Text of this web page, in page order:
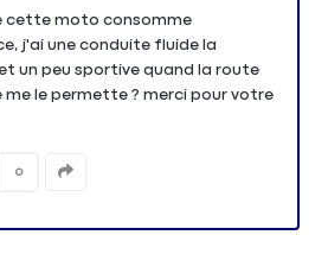
cette moto consomme
j'ai une conduite fluide la
un peu sportive quand la route
me le permette ? merci pour votre
0